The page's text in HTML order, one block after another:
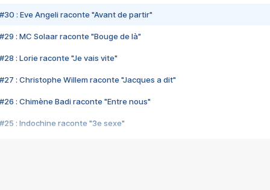
#30 : Eve Angeli raconte "Avant de partir"
#29 : MC Solaar raconte "Bouge de là"
#28 : Lorie raconte "Je vais vite"
#27 : Christophe Willem raconte "Jacques a dit"
#26 : Chimène Badi raconte "Entre nous"
#25 : Indochine raconte "3e sexe"